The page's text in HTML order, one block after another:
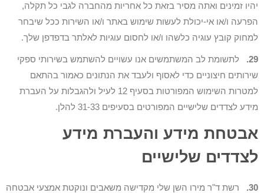
יהיו זמינים ואתה מסיר בזאת כל אחריות מהחברה לגבי כל תקלה,
הפרעה ו/או אי-יכולת לעשות שימוש באתר ו/או השירות ככל שיבחר
למחוק קובץ עוגיה כלשהו ו/או לחסום עוגיות לאלתר בדפדפן שלך.
29.
לתשומת לב המשתמשים אנו עשויים להשתמש בשירותי ספקי
שירותים חיצוניים כדי לאסוף ולעבד את הנתונים כאמור בהתאם
למטרות השימוש המפורטות בסעיף 12 לעיל ולהגבלות על העברת
מידע לצדדים שלישיים המפורטים בסעיפים 31-33 להלן.
אבטחת מידע והעברת מידע
לצדדים שלישיים
30.
רשת ד"ר מירו השן שלי מקדישה משאבים ונוקטת אמצעי אבטחה